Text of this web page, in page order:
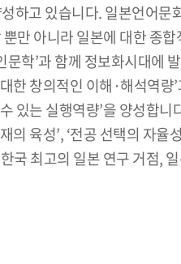
하고 있습니다. 일본언어
만 아니라 일본에 대한 종
학’과 함께 정보화시대에
창의적인 이해·해석역량
있는 실행역량’을 양성합
육성’, ‘전공 선택의 자
국 최고의 일본 연구 거점,